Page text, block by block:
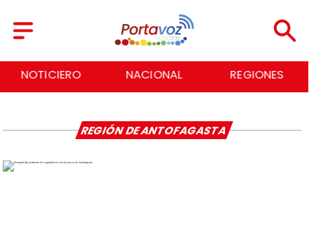
NOTICIERO NACIONAL REGIONES
REGIÓN DE ANTOFAGASTA